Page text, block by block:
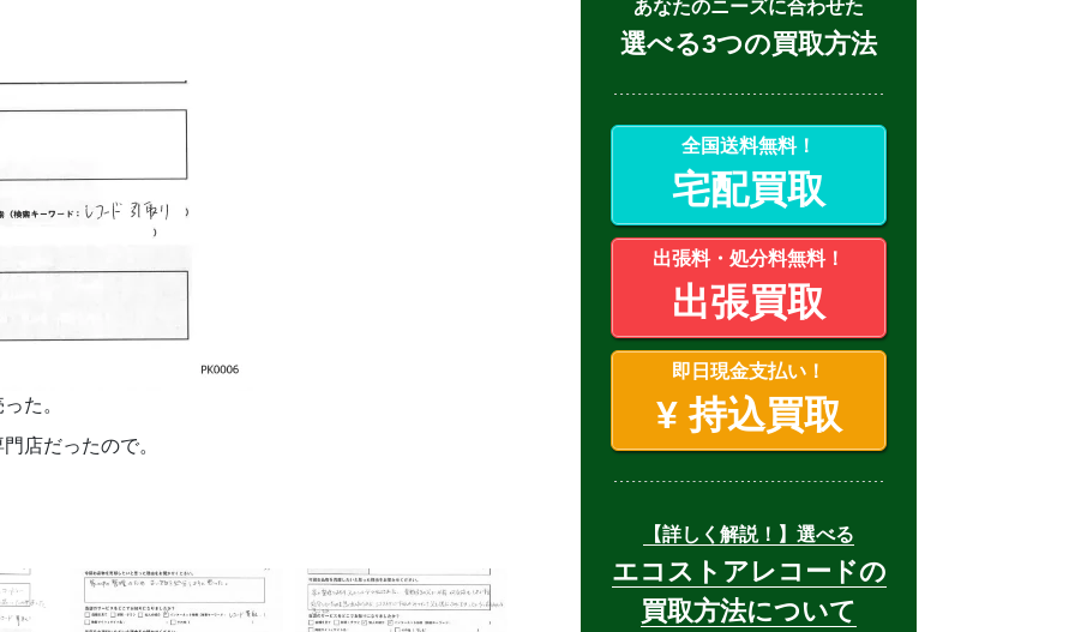
た。
店だったので。
あなたのニーズに合わせた
選べる3つの買取方法
全国送料無料！
宅配買取
出張料・処分料無料！
出張買取
即日現金支払い！
¥持込買取
【詳しく解説！】選べる
エコストアレコードの
買取方法について